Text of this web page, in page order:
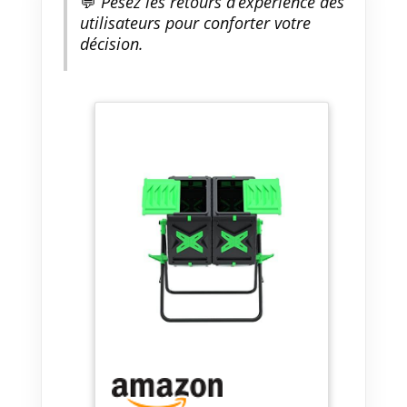
transporté Capacité de 140 L,
vous pouvez y mettre : des
coquilles d'œufs, du café moulu,
d'autres déchets de fruits et
mélanger les déchets
organiques dans leur bac à
compost traditionnel
utilisateurs pour conforter votre
décision.